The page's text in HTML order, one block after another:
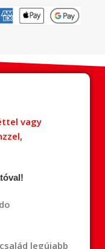
vagy
legújabb